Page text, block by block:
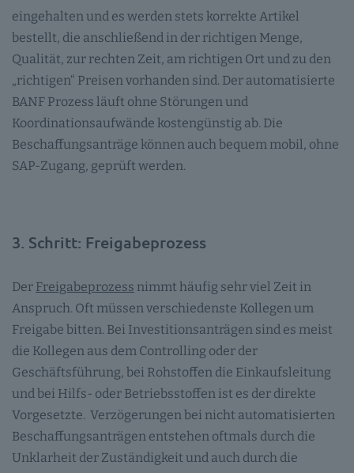
eingehalten und es werden stets korrekte Artikel
bestellt, die anschließend in der richtigen Menge,
Qualität, zur rechten Zeit, am richtigen Ort und zu den
„richtigen“ Preisen vorhanden sind. Der automatisierte
BANF Prozess läuft ohne Störungen und
Koordinationsaufwände kostengünstig ab. Die
Beschaffungsanträge können auch bequem mobil, ohne
SAP-Zugang, geprüft werden.
3. Schritt: Freigabeprozess
Der Freigabeprozess nimmt häufig sehr viel Zeit in
Anspruch. Oft müssen verschiedenste Kollegen um
Freigabe bitten. Bei Investitionsanträgen sind es meist
die Kollegen aus dem Controlling oder der
Geschäftsführung, bei Rohstoffen die Einkaufsleitung
und bei Hilfs- oder Betriebsstoffen ist es der direkte
Vorgesetzte. Verzögerungen bei nicht automatisierten
Beschaffungsanträgen entstehen oftmals durch die
Unklarheit der Zuständigkeit und auch durch die